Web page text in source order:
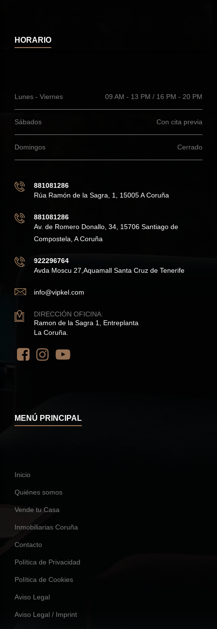
HORARIO
Lunes - Viernes 09 AM - 13 PM / 16 PM - 20 PM
Sábados Con cita previa
Domingos Cerrado
881081286
Rúa Ramón de la Sagra, 1, 15005 A Coruña
881081286
Av. de Romero Donallo, 34, 15706 Santiago de
Compostela, A Coruña
922296764
Avda Moscu 27,Aquamall Santa Cruz de Tenerife
info@vipkel.com
DIRECCIÓN OFICINA:
Ramon de la Sagra 1, Entreplanta
La Coruña.
MENÚ PRINCIPAL
Inicio
Quiénes somos
Vende tu Casa
Inmobiliarias Coruña
Contacto
Política de Privacidad
Política de Cookies
Aviso Legal
Aviso Legal / Imprint